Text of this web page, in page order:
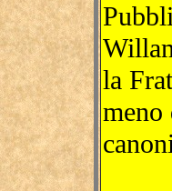
la
meno